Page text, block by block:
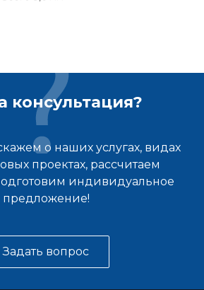
консультация?
о наших услугах, видах
проектах, рассчитаем
индивидуальное
предложение!
Задать вопрос